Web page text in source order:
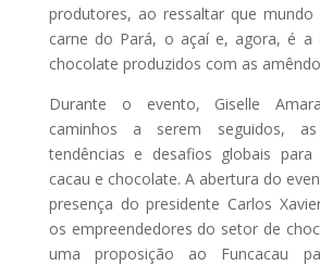
produtores, ao ressaltar que
carne do Pará, o açaí e, agora, é a
chocolate produzidos com as
Durante o evento, Giselle
caminhos a serem seguidos, as
tendências e desafios globais
cacau e chocolate. A abertura do
presença do presidente Carlos
os empreendedores do setor de
uma proposição ao Funcacau